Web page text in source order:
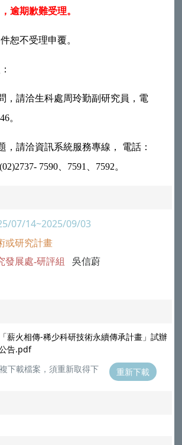
逾期歉難受理。
恕不受理申覆。
，請洽生科處周玲勤副研究員，電
。
，請洽資訊系統服務專線， 電話：
7590、7591、7592。
07/14~2025/09/03
或研究計畫
發展處-研評組 吳信蔚
薪火相傳-稀少科研技術永續傳承計畫」試辦
告.pdf
下載檔案，須重新取得下
重新下載